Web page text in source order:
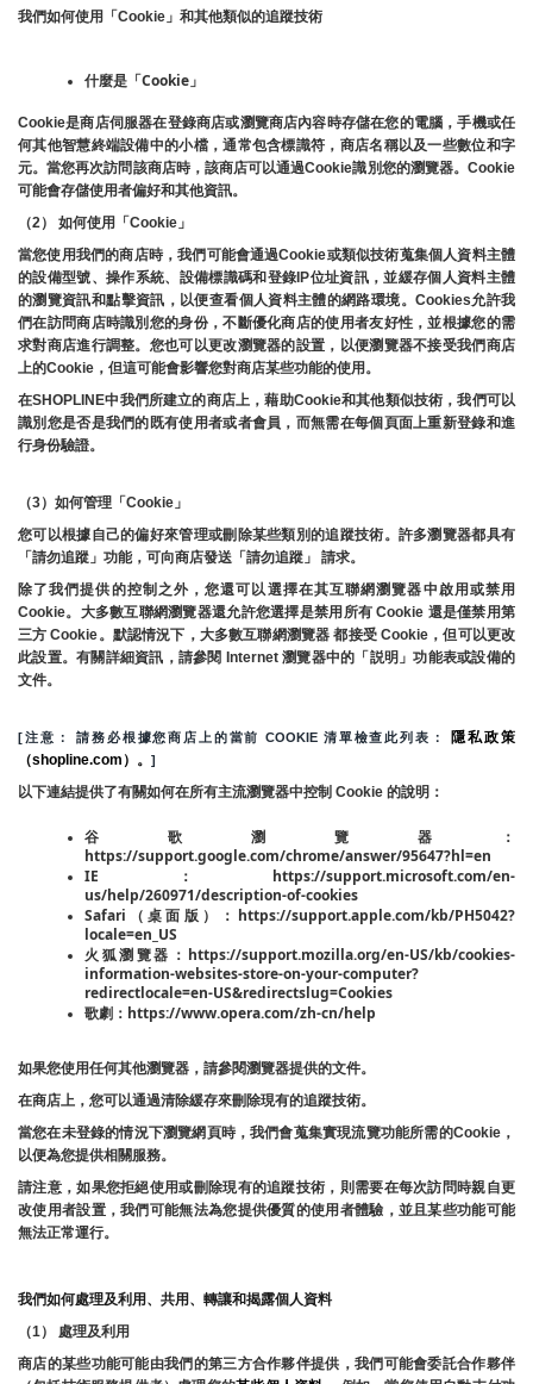
我們如何使用「Cookie」和其他類似的追蹤技術
什麼是「Cookie」
Cookie是商店伺服器在登錄商店或瀏覽商店內容時存儲在您的電腦，手機或任
何其他智慧終端設備中的小檔，通常包含標識符，商店名稱以及一些數位和字
元。當您再次訪問該商店時，該商店可以通過Cookie識別您的瀏覽器。Cookie
可能會存儲使用者偏好和其他資訊。
（2） 如何使用「Cookie」
當您使用我們的商店時，我們可能會通過Cookie或類似技術蒐集個人資料主體
的設備型號、操作系統、設備標識碼和登錄IP位址資訊，並緩存個人資料主體
的瀏覽資訊和點擊資訊，以便查看個人資料主體的網路環境。Cookies允許我
們在訪問商店時識別您的身份，不斷優化商店的使用者友好性，並根據您的需
求對商店進行調整。您也可以更改瀏覽器的設置，以便瀏覽器不接受我們商店
上的Cookie，但這可能會影響您對商店某些功能的使用。
在SHOPLINE中我們所建立的商店上，藉助Cookie和其他類似技術，我們可以
識別您是否是我們的既有使用者或者會員，而無需在每個頁面上重新登錄和進
行身份驗證。
（3）如何管理「Cookie」
您可以根據自己的偏好來管理或刪除某些類別的追蹤技術。許多瀏覽器都具有
「請勿追蹤」功能，可向商店發送「請勿追蹤」 請求。
除了我們提供的控制之外，您還可以選擇在其互聯網瀏覽器中啟用或禁用
Cookie。大多數互聯網瀏覽器還允許您選擇是禁用所有 Cookie 還是僅禁用第
三方 Cookie。默認情況下，大多數互聯網瀏覽器 都接受 Cookie，但可以更改
此設置。有關詳細資訊，請參閱 Internet 瀏覽器中的「説明」功能表或設備的
文件。
[注意： 請務必根據您商店上的當前 COOKIE 清單檢查此列表：
隱私政策
（shopline.com）。 ]
以下連結提供了有關如何在所有主流瀏覽器中控制 Cookie 的說明：
谷歌瀏覽器：
https://support.google.com/chrome/answer/95647?hl=en
IE：https://support.microsoft.com/en-
us/help/260971/description-of-cookies
Safari（桌面版）：https://support.apple.com/kb/PH5042?
locale=en_US
火狐瀏覽器：https://support.mozilla.org/en-US/kb/cookies-
information-websites-store-on-your-computer?
redirectlocale=en-US&redirectslug=Cookies
歌劇：https://www.opera.com/zh-cn/help
如果您使用任何其他瀏覽器，請參閱瀏覽器提供的文件。
在商店上，您可以通過清除緩存來刪除現有的追蹤技術。
當您在未登錄的情況下瀏覽網頁時，我們會蒐集實現流覽功能所需的Cookie，
以便為您提供相關服務。
請注意，如果您拒絕使用或刪除現有的追蹤技術，則需要在每次訪問時親自更
改使用者設置，我們可能無法為您提供優質的使用者體驗，並且某些功能可能
無法正常運行。
我們如何處理及利用、共用、轉讓和揭露個人資料
（1） 處理及利用
商店的某些功能可能由我們的第三方合作夥伴提供，我們可能會委託合作夥伴